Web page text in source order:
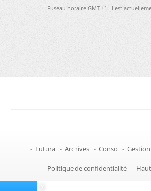
Fuseau horaire GMT +1. Il est
- Futura - Archives - Conso -
Politique de confidentialité -